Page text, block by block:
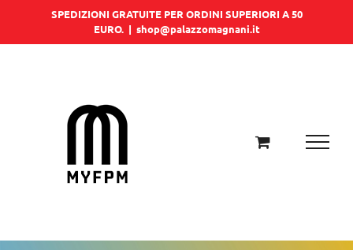
SPEDIZIONI GRATUITE PER ORDINI SUPERIORI A 50
EURO. | shop@palazzomagnani.it